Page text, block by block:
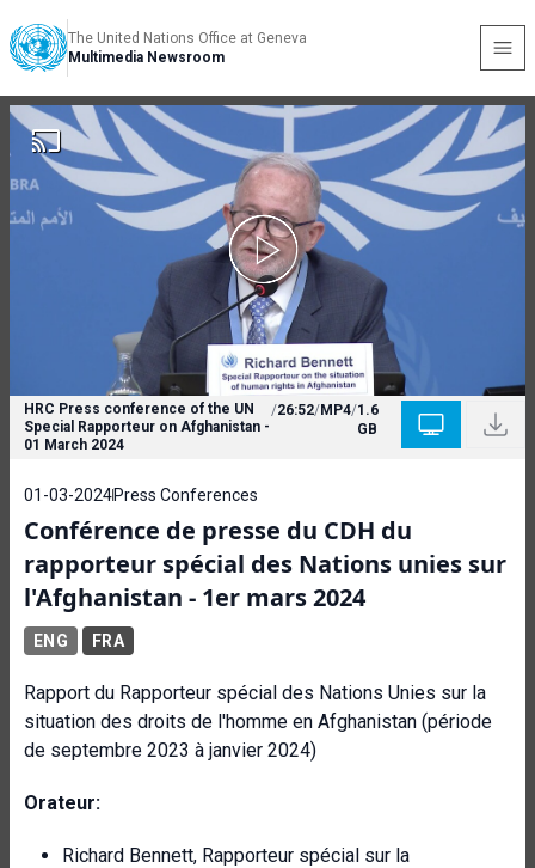
The United Nations Office at Geneva
Multimedia Newsroom
HRC Press conference of the UN
Special Rapporteur on Afghanistan -
01 March 2024
/26:52/MP4/1.6
GB
01-03-2024Press Conferences
Conférence de presse du CDH du
rapporteur spécial des Nations unies sur
l'Afghanistan - 1er mars 2024
ENG FRA
Rapport du Rapporteur spécial des Nations Unies sur la
situation des droits de l'homme en Afghanistan (période
de septembre 2023 à janvier 2024)
Orateur:
Richard Bennett, Rapporteur spécial sur la